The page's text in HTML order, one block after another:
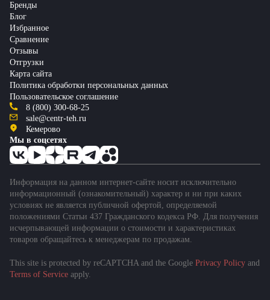
Бренды
Блог
Избранное
Сравнение
Отзывы
Отгрузки
Карта сайта
Политика обработки персональных данных
Пользовательское соглашение
8 (800) 300-68-25
sale@centr-teh.ru
Кемерово
Мы в соцсетях
Информация на данном интернет-сайте носит исключительно
информационный (ознакомительный) характер и ни при каких
условиях не является публичной офертой, определяемой
положениями Статьи 437 Гражданского кодекса РФ. Для получения
исчерпывающей информации о стоимости и характеристиках
товаров обращайтесь к менеджерам по продажам.
This site is protected by reCAPTCHA and the Google Privacy Policy and
Terms of Service apply.